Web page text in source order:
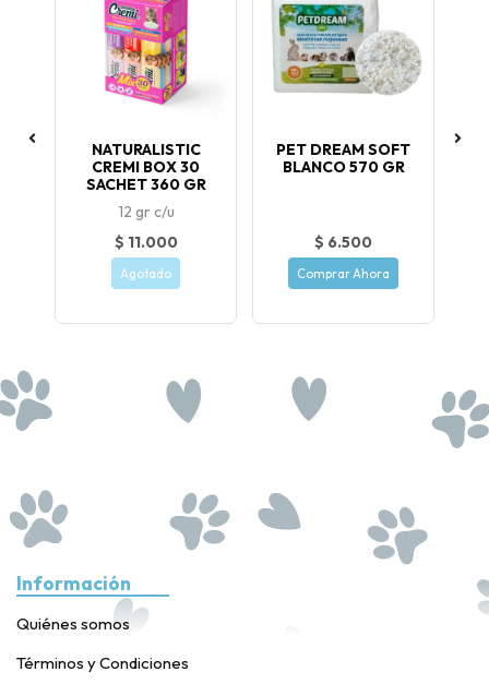
NATURALISTIC
CREMI BOX 30
SACHET 360 GR
12 gr c/u
$ 11.000
Agotado
PET DREAM SOFT
BLANCO 570 GR
$ 6.500
Comprar Ahora
Información
Quiénes somos
Términos y Condiciones